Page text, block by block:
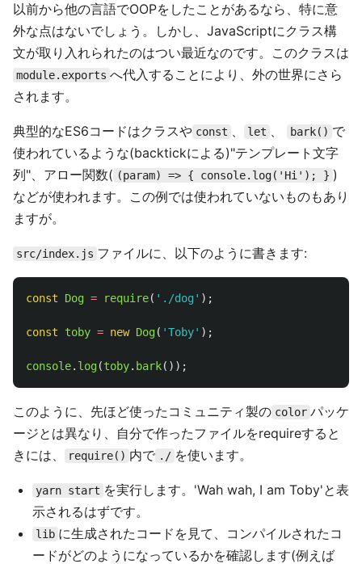
以前から他の言語でOOPをしたことがあるなら、特に意
外な点はないでしょう。しかし、JavaScriptにクラス構
文が取り入れられたのはつい最近なのです。このクラスは
module.exports へ代入することにより、外の世界にさら
されます。
典型的なES6コードはクラスや const 、 let 、 bark() で
使われているような(backtickによる)"テンプレート文字
列"、アロー関数( (param) => { console.log('Hi'); } )
などが使われます。この例では使われていないものもあり
ますが。
src/index.js ファイルに、以下のように書きます:
const Dog = require( ' ./dog ' );
const toby = new Dog( 'Toby' );
console. log(toby. bark());
このように、先ほど使ったコミュニティ製の color パッケ
ージとは異なり、自分で作ったファイルをrequireすると
きには、
require() 内で ./ を使います。
yarn start を実行します。'Wah wah, I am Toby'と表
示されるはずです。
lib に生成されたコードを見て、コンパイルされたコ
ードがどのようになっているかを確認します(例えば